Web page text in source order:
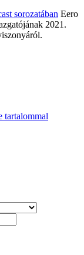
sorozatában Eero
2021.
tartalommal